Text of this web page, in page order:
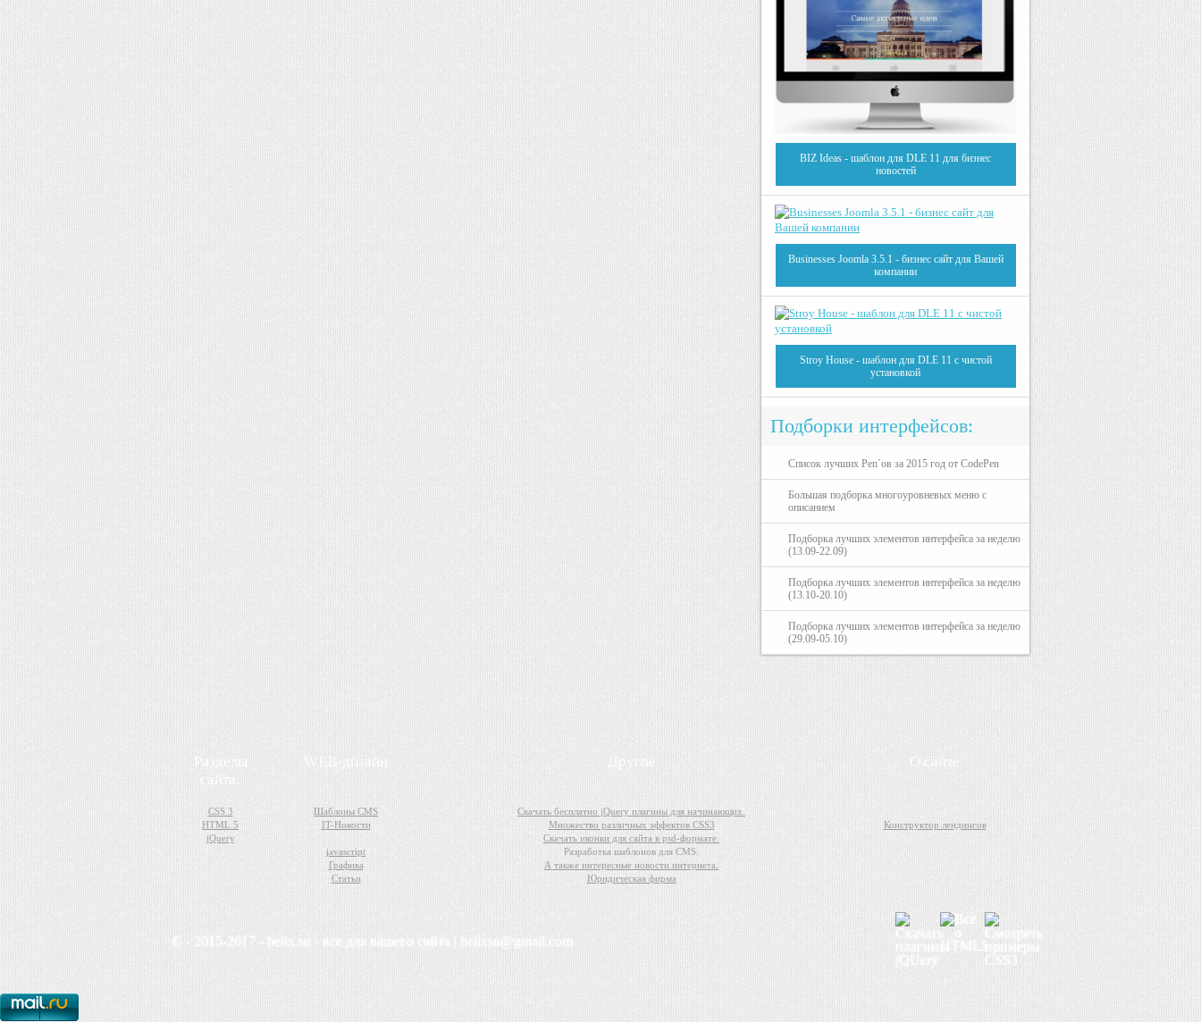
BIZ Ideas - шаблон для DLE 11 для бизнес
новостей
Businesses Joomla 3.5.1 - бизнес сайт для Вашей
компании
Stroy House - шаблон для DLE 11 с чистой
установкой
Подборки интерфейсов:
Список лучших Pen`ов за 2015 год от CodePen
Большая подборка многоуровневых меню с
описанием
Подборка лучших элементов интерфейса за неделю
(13.09-22.09)
Подборка лучших элементов интерфейса за неделю
(13.10-20.10)
Подборка лучших элементов интерфейса за неделю
(29.09-05.10)
Разделы
сайта:
WEB-дизайн Другое О сайте
CSS 3 Шаблоны CMS
Скачать бесплатно jQuery плагины для начинающих.
Множество различных эффектов CSS3
Скачать иконки для сайта в psd-формате.
Разработка шаблонов для CMS.
А также интересные новости интернета.
Юридическая фирма
HTML 5 IT-Новости
Конструктор лендингов
jQuery
javascript
Графика
Статьи
© - 2015-2017 - helix.su - все для вашего сайта | helixsu@gmail.com